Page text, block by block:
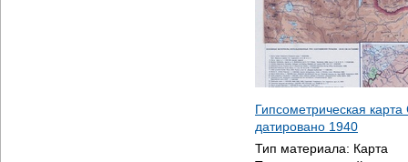
Гипсометрическая
датировано 1940
Тип материала: Карта